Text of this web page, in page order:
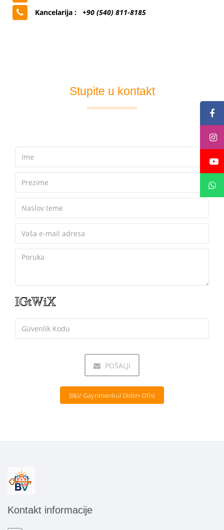
Kancelarija : +90 (540) 811-8185
Stupite u kontakt
POŠALJI
B&V Gayrimenkul Didim Ofisi
Kontakt informacije